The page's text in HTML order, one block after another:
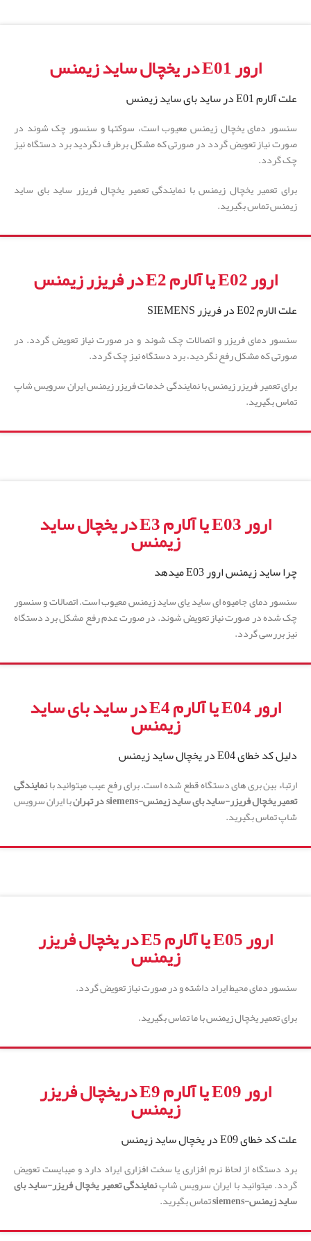
ارور E01 در یخچال ساید زیمنس
علت آلارم E01 در ساید بای ساید زیمنس
سنسور دمای یخچال زیمنس معیوب است، سوکتها و سنسور چک شوند در
صورت نیاز تعویض گردد در صورتی که مشکل برطرف نگردید برد دستگاه نیز
چک گردد.
برای تعمیر یخچال زیمنس با نمایندگی تعمیر یخچال فریزر ساید بای ساید
زیمنس تماس بگیرید.
ارور E02 یا آلارم E2 در فریزر زیمنس
علت الارم E02 در فریزر SIEMENS
سنسور دمای فریزر و اتصالات چک شوند و در صورت نیاز تعویض گردد. در
صورتی که مشکل رفع نگردید، برد دستگاه نیز چک گردد.
برای تعمیر فریزر زیمنس با نمایندگی خدمات فریزر زیمنس ایران سرویس شاپ
تماس بگیرید.
ارور E03 یا آلارم E3 در یخچال سایدزیمنس
چرا ساید زیمنس ارور E03 میدهد
سنسور دمای جامیوه ای ساید یای ساید زیمنس معیوب است. اتصالات و سنسور
چک شده در صورت نیاز تعویض شوند. در صورت عدم رفع مشکل برد دستگاه
نیز بررسی گردد.
ارور E04 یا آلارم E4 در ساید بای سایدزیمنس
دلیل کد خطای E04 در یخچال ساید زیمنس
ارتباء بین برى های دستگاه قطع شده است. برای رفع عیب میتوانید بانمایندگی
تعمیر یخچال فریزر-ساید بای ساید زیمنس-siemensدر تهرانبا ایران سرویس
شاپ تماس بگیرید.
ارور E05 یا آلارم E5 در یخچال فریزرزیمنس
سنسور دمای محیط ایراد داشته و در صورت نیاز تعویض گردد.
برای تعمیر یخچال زیمنس با ما تماس بگیرید.
ارور E09 یا آلارم E9 دریخچال فریزرزیمنس
علت کد خطای E09 در یخچال ساید زیمنس
برد دستگاه از لحاظ نرم افزاری یا سخت افزاری ایراد دارد و میبایست تعویض
گردد. میتوانید با ایران سرویس شاپنمایندگی تعمیر یخچال فریزر-ساید بای
ساید زیمنس-siemens
تماس بگیرید.